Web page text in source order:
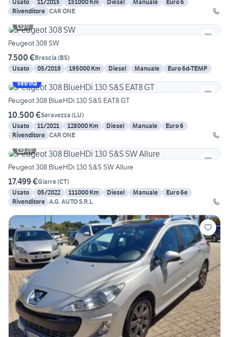
Usato 11/2015 151000 Km Diesel Manuale
Euro 6
Rivenditore CAR ONE
6
Peugeot 308 SW
7.500 €Brescia (BS)
Usato
05/2019 195000 Km Diesel Manuale
Euro 6d-TEMP
Vetrina
Peugeot 308 BlueHDi 130 S&S EAT8 GT
10.500 €Seravezza (LU)
Usato
11/2021 128000 Km Diesel Manuale
Euro 6
Rivenditore CAR ONE
26
Peugeot 308 BlueHDi 130 S&S SW Allure
17.499 €Giarre(CT)
Usato
05/2022 111000 Km Diesel Manuale
Euro 6e
Rivenditore A.G. AUTO S.R.L